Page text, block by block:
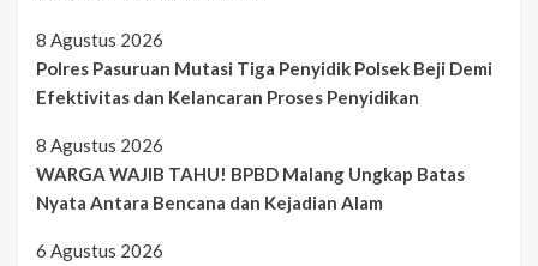
8 Agustus 2026
Polres Pasuruan Mutasi Tiga Penyidik Polsek Beji Demi
Efektivitas dan Kelancaran Proses Penyidikan
8 Agustus 2026
WARGA WAJIB TAHU! BPBD Malang Ungkap Batas
Nyata Antara Bencana dan Kejadian Alam
6 Agustus 2026